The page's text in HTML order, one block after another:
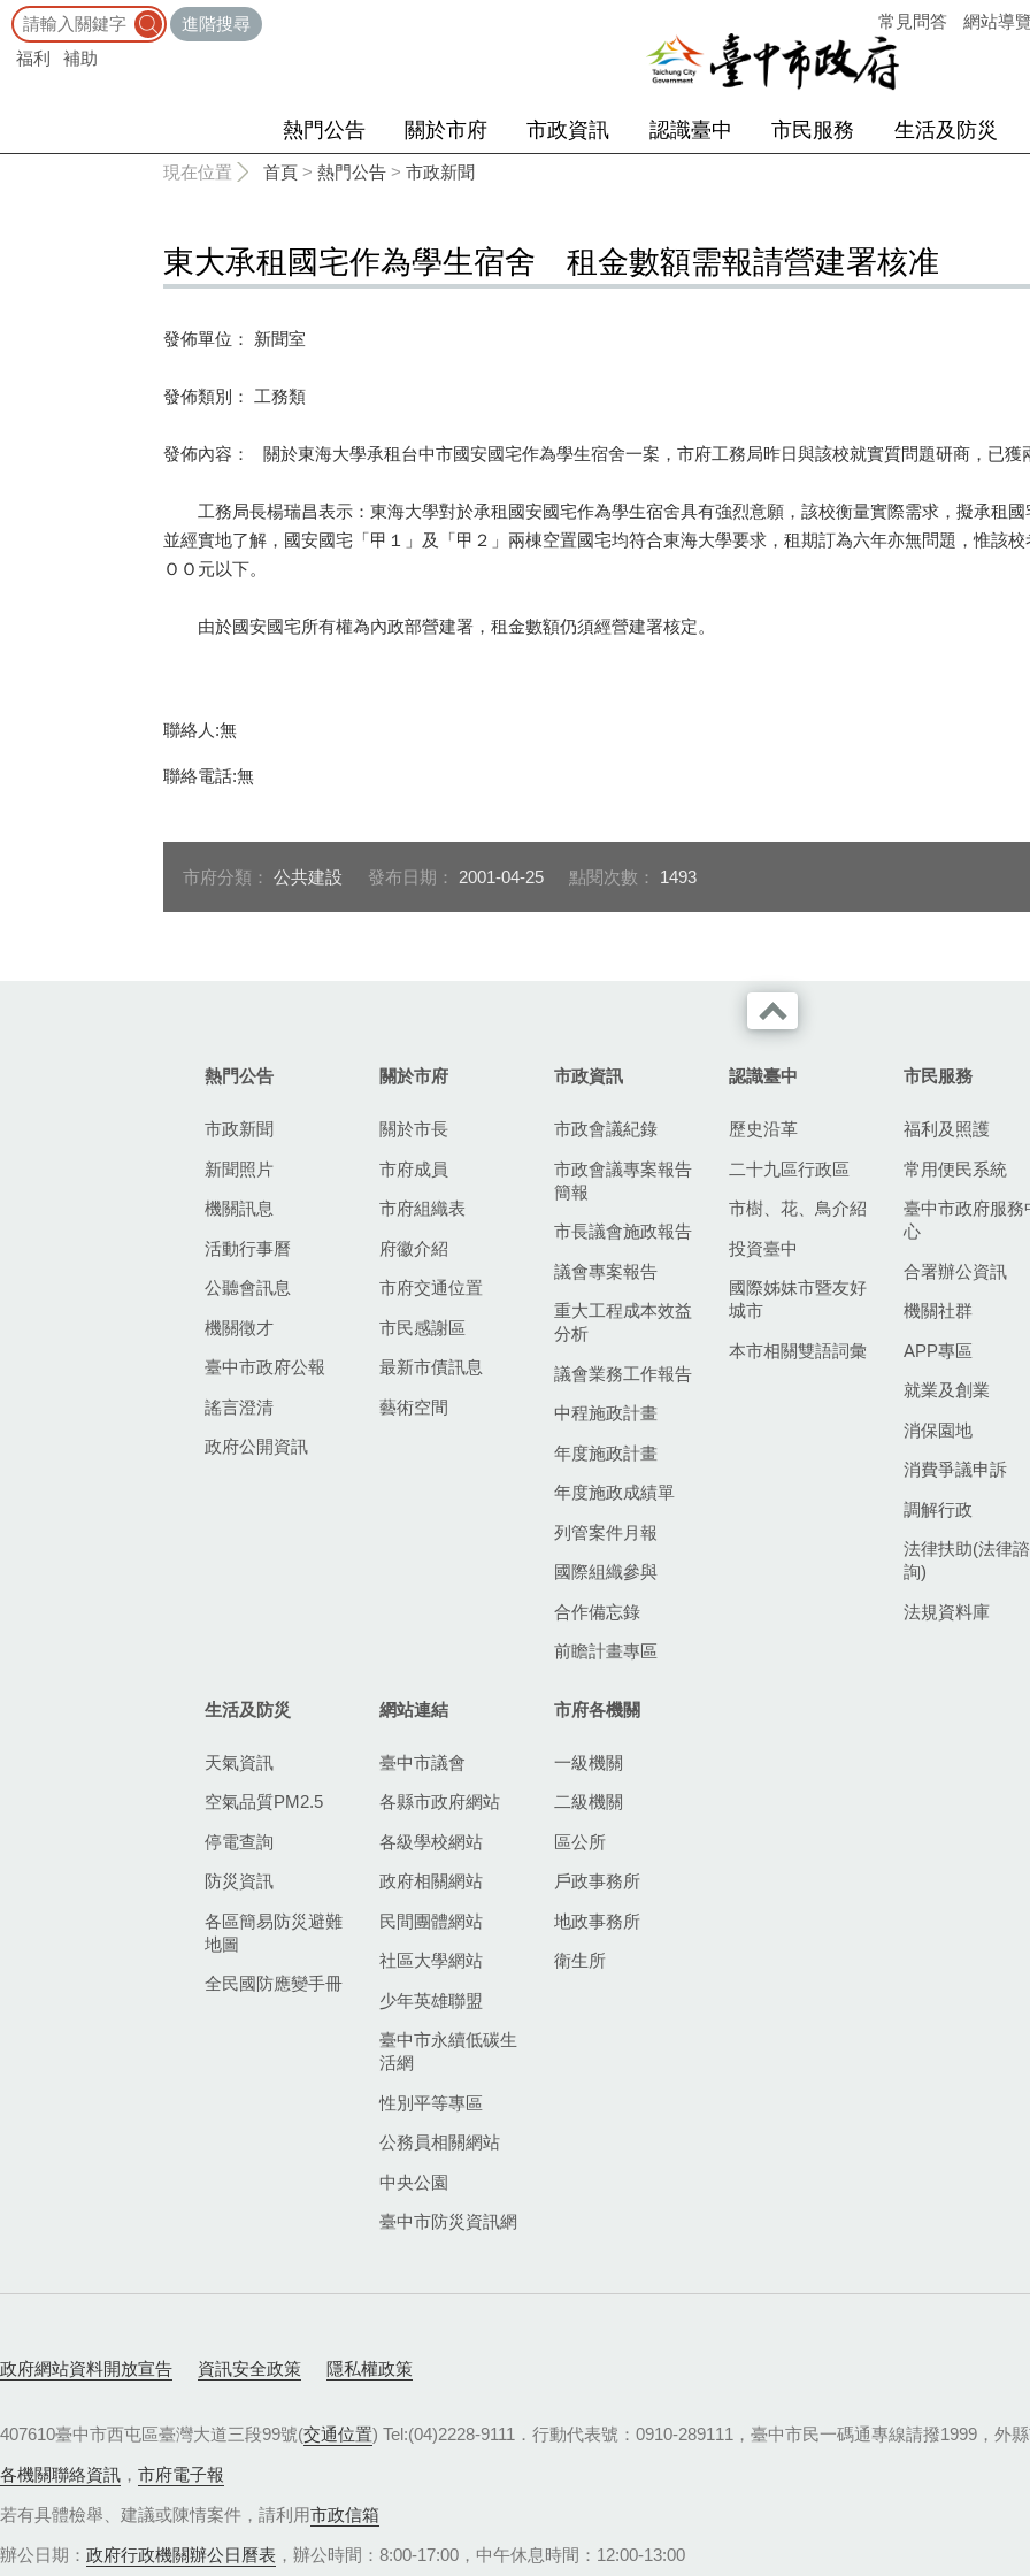
進階搜尋
福利
補助
常見問答 網站導
熱門公告 關於市府 市政資訊 認識臺中 市民服務 生活及防災
現在位置 首頁 > 熱門公告 > 市政新聞
東大承租國宅作為學生宿舍 租金數額需報請營建署核准
發佈單位： 新聞室
發佈類別： 工務類
發佈內容： 關於東海大學承租台中市國安國宅作為學生宿舍一案，市府工務局昨日與該校就實質問題研商，已
工務局長楊瑞昌表示：東海大學對於承租國安國宅作為學生宿舍具有強烈意願，該校衡量實際需求，擬承租國
並經實地了解，國安國宅「甲１」及「甲２」兩棟空置國宅均符合東海大學要求，租期訂為六年亦無問題，惟該
ＯＯ元以下。
由於國安國宅所有權為內政部營建署，租金數額仍須經營建署核定。
聯絡人:無
聯絡電話:無
市府分類： 公共建設 發布日期： 2001-04-25 點閱次數： 1493
熱門公告
市政新聞
新聞照片
機關訊息
活動行事曆
公聽會訊息
機關徵才
臺中市政府公報
謠言澄清
政府公開資訊
關於市府
關於市長
市府成員
市府組織表
府徽介紹
市府交通位置
市民感謝區
最新市債訊息
藝術空間
市政資訊
市政會議紀錄
市政會議專案報告
簡報
市長議會施政報告
議會專案報告
重大工程成本效益
分析
議會業務工作報告
中程施政計畫
年度施政計畫
年度施政成績單
列管案件月報
國際組織參與
合作備忘錄
前瞻計畫專區
認識臺中
歷史沿革
二十九區行政區
市樹、花、鳥介紹
投資臺中
國際姊妹市暨友好
城市
本市相關雙語詞彙
市民服務
福利及照護
常用便民系統
臺中市政府服務
心
合署辦公資訊
機關社群
APP專區
就業及創業
消保園地
消費爭議申訴
調解行政
法律扶助(法律諮
詢)
法規資料庫
生活及防災
天氣資訊
空氣品質PM2.5
停電查詢
防災資訊
各區簡易防災避難
地圖
全民國防應變手冊
網站連結
臺中市議會
各縣市政府網站
各級學校網站
政府相關網站
民間團體網站
社區大學網站
少年英雄聯盟
臺中市永續低碳生
活網
性別平等專區
公務員相關網站
中央公園
臺中市防災資訊網
市府各機關
一級機關
二級機關
區公所
戶政事務所
地政事務所
衛生所
政府網站資料開放宣告 資訊安全政策 隱私權政策
407610臺中市西屯區臺灣大道三段99號(交通位置) Tel:(04)2228-9111．行動代表號：0910-289111，臺中市民一碼通專線請撥1999，外
各機關聯絡資訊 ， 市府電子報
若有具體檢舉、建議或陳情案件，請利用市政信箱
辦公日期： 政府行政機關辦公日曆表 ，辦公時間：8:00-17:00，中午休息時間：12:00-13:00